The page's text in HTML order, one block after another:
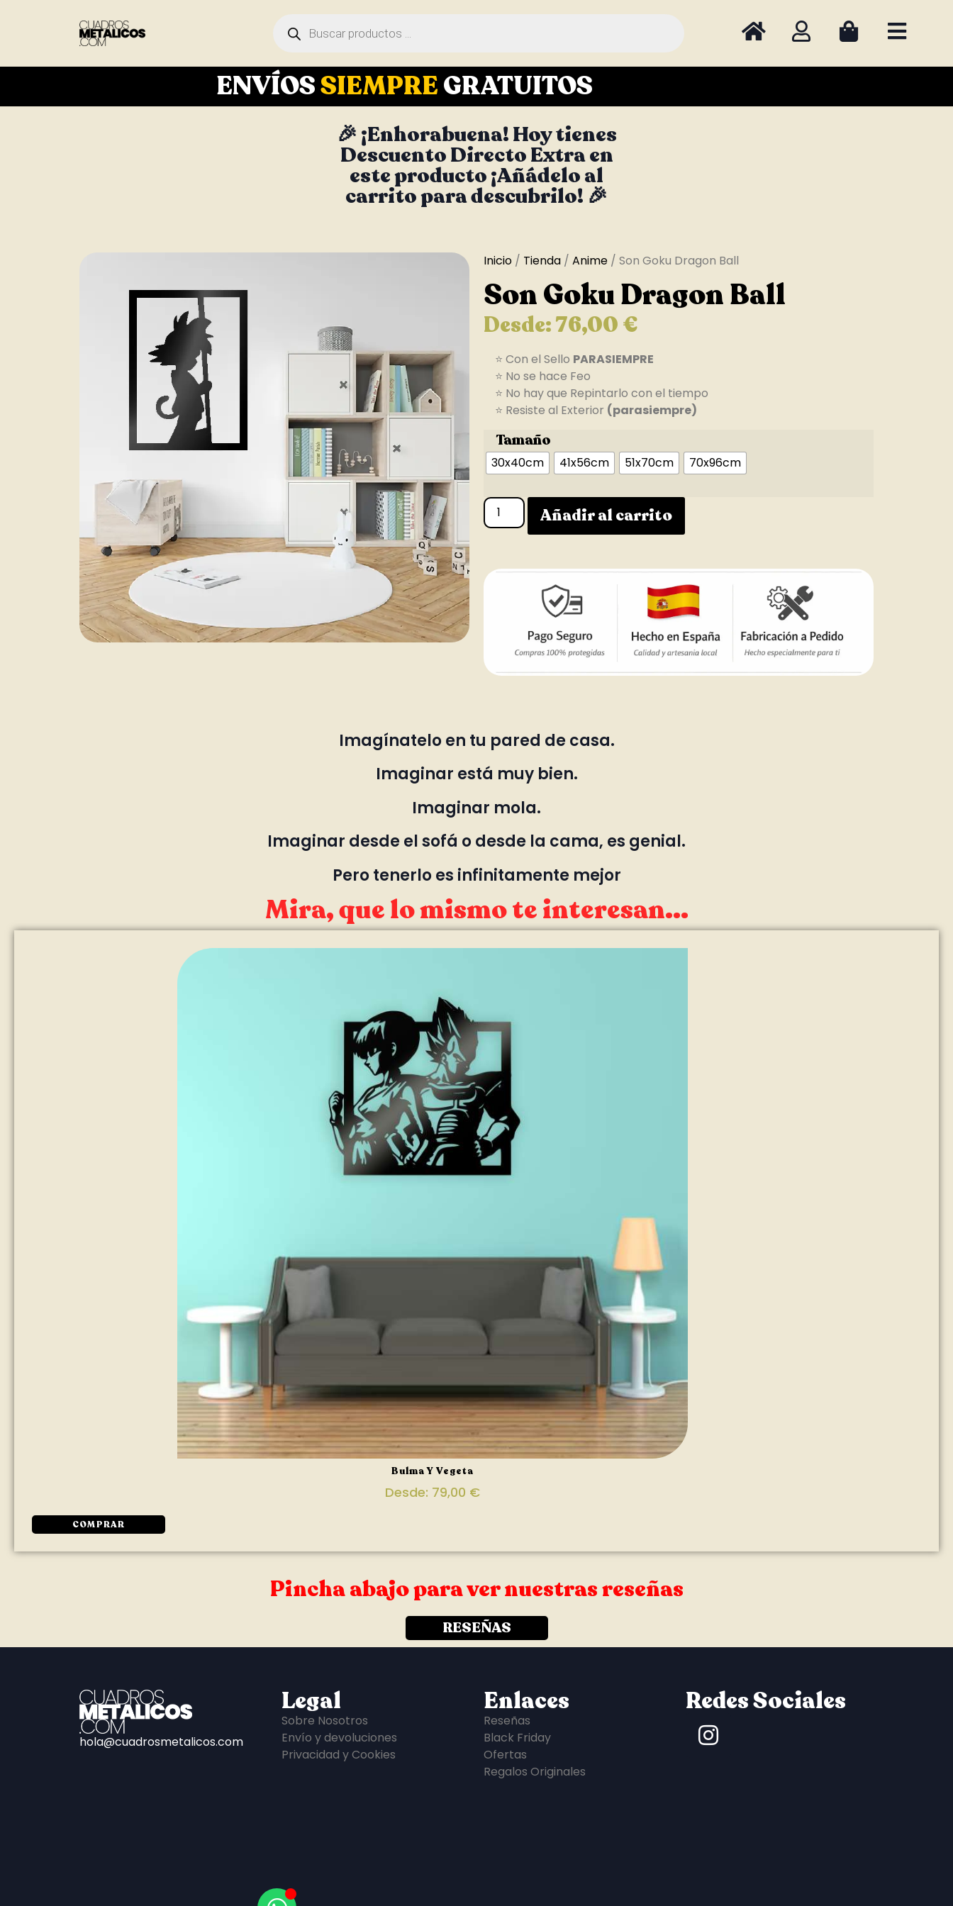
ENVÍOSSIEMPREGRATUITOS
🎉 ¡Enhorabuena! Hoy tienes
Descuento Directo Extra en
este producto ¡Añádelo al
carrito para descubrilo! 🎉
Inicio / Tienda / Anime / Son Goku Dragon Ball
Son Goku Dragon Ball
Desde:76,00€
⭐ Con el Sello PARASIEMPRE
⭐ No se hace Feo
⭐ No hay que Repintarlo con el tiempo
⭐ Resiste al Exterior (parasiempre)
Tamaño
30x40cm 41x56cm 51x70cm 70x96cm
Añadir al carrito
Imagínatelo en tu pared de casa.
Imaginar está muy bien.
Imaginar mola.
Imaginar desde el sofá o desde la cama, es genial.
Pero tenerlo es infinitamente mejor
Mira, que lo mismo te interesan...
Bulma Y Vegeta
Desde: 79,00 €
COMPRAR
Pincha abajo para ver nuestras reseñas
RESEÑAS
hola@cuadrosmetalicos.com
Legal
Sobre Nosotros
Envío y devoluciones
Privacidad y Cookies
Enlaces
Reseñas
Black Friday
Ofertas
Regalos Originales
Redes Sociales